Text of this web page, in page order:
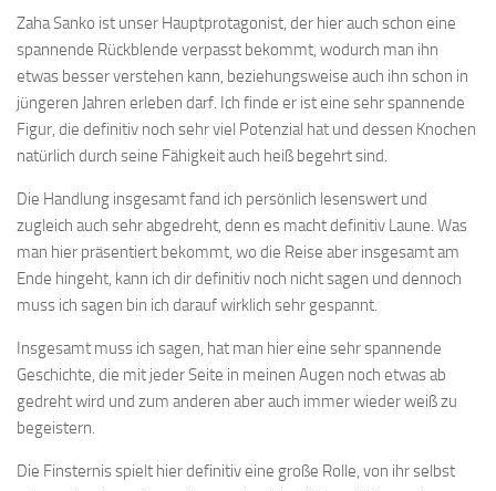
Zaha Sanko ist unser Hauptprotagonist, der hier auch schon eine
spannende Rückblende verpasst bekommt, wodurch man ihn
etwas besser verstehen kann, beziehungsweise auch ihn schon in
jüngeren Jahren erleben darf. Ich finde er ist eine sehr spannende
Figur, die definitiv noch sehr viel Potenzial hat und dessen Knochen
natürlich durch seine Fähigkeit auch heiß begehrt sind.
Die Handlung insgesamt fand ich persönlich lesenswert und
zugleich auch sehr abgedreht, denn es macht definitiv Laune. Was
man hier präsentiert bekommt, wo die Reise aber insgesamt am
Ende hingeht, kann ich dir definitiv noch nicht sagen und dennoch
muss ich sagen bin ich darauf wirklich sehr gespannt.
Insgesamt muss ich sagen, hat man hier eine sehr spannende
Geschichte, die mit jeder Seite in meinen Augen noch etwas ab
gedreht wird und zum anderen aber auch immer wieder weiß zu
begeistern.
Die Finsternis spielt hier definitiv eine große Rolle, von ihr selbst